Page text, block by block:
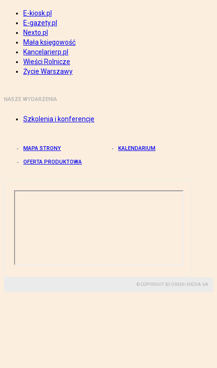
E-kiosk.pl
E-gazety.pl
Nexto.pl
Mała księgowość
Kancelarierp.pl
Wieści Rolnicze
Życie Warszawy
NASZE WYDARZENIA
Szkolenia i konferencje
MAPA STRONY KALENDARIUM
OFERTA PRODUKTOWA
© COPYRIGHT BY GREMI MEDIA SA